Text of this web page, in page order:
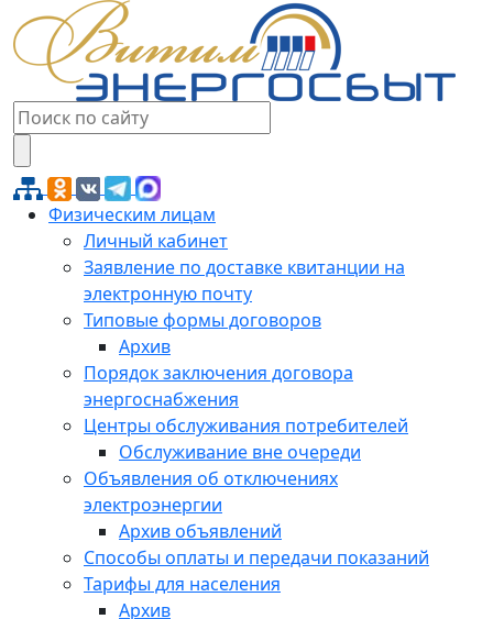
Физическим лицам
Личный кабинет
Заявление по доставке квитанции на
электронную почту
Типовые формы договоров
Архив
Порядок заключения договора
энергоснабжения
Центры обслуживания потребителей
Обслуживание вне очереди
Объявления об отключениях
электроэнергии
Архив объявлений
Способы оплаты и передачи показаний
Тарифы для населения
Архив